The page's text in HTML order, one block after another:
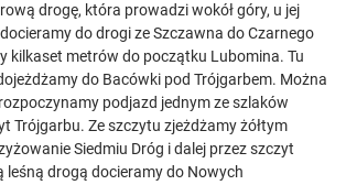
drogę, która prowadzi wokół góry, u jej
do drogi ze Szczawna do Czarnego
kilkaset metrów do początku Lubomina. Tu
do Bacówki pod Trójgarbem. Można
podjazd jednym ze szlaków
Trójgarbu. Ze szczytu zjeżdżamy żółtym
Siedmiu Dróg i dalej przez szczyt
leśną drogą docieramy do Nowych